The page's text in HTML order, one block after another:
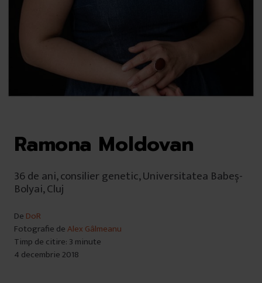
Ramona Moldovan
36 de ani, consilier genetic, Universitatea Babeș-
Bolyai, Cluj
De DoR
Fotografie deAlex Gâlmeanu
Timp de citire: 3 minute
4 decembrie 2018